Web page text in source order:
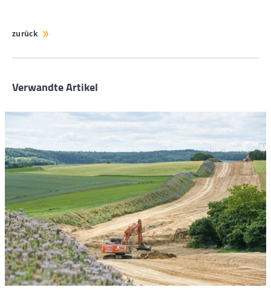
zurück
Verwandte Artikel